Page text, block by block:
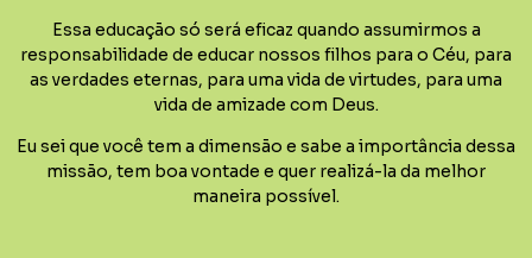
Essa educação só será eficaz quando assumirmos a
responsabilidade de educar nossos filhos para o Céu, para
as verdades eternas, para uma vida de virtudes, para uma
vida de amizade com Deus.
Eu sei que você tem a dimensão e sabe a importância dessa
missão, tem boa vontade e quer realizá-la da melhor
maneira possível.